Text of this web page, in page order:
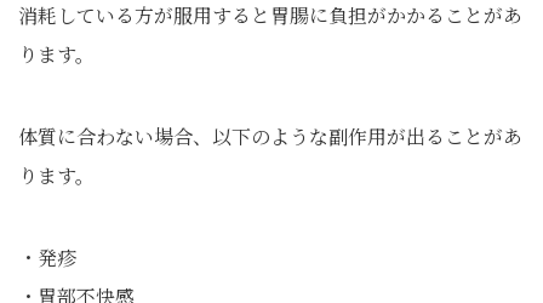
消耗している方が服用すると胃腸に負担がかかることがあ
ります。
体質に合わない場合、以下のような副作用が出ることがあ
ります。
・発疹
・胃部不快感